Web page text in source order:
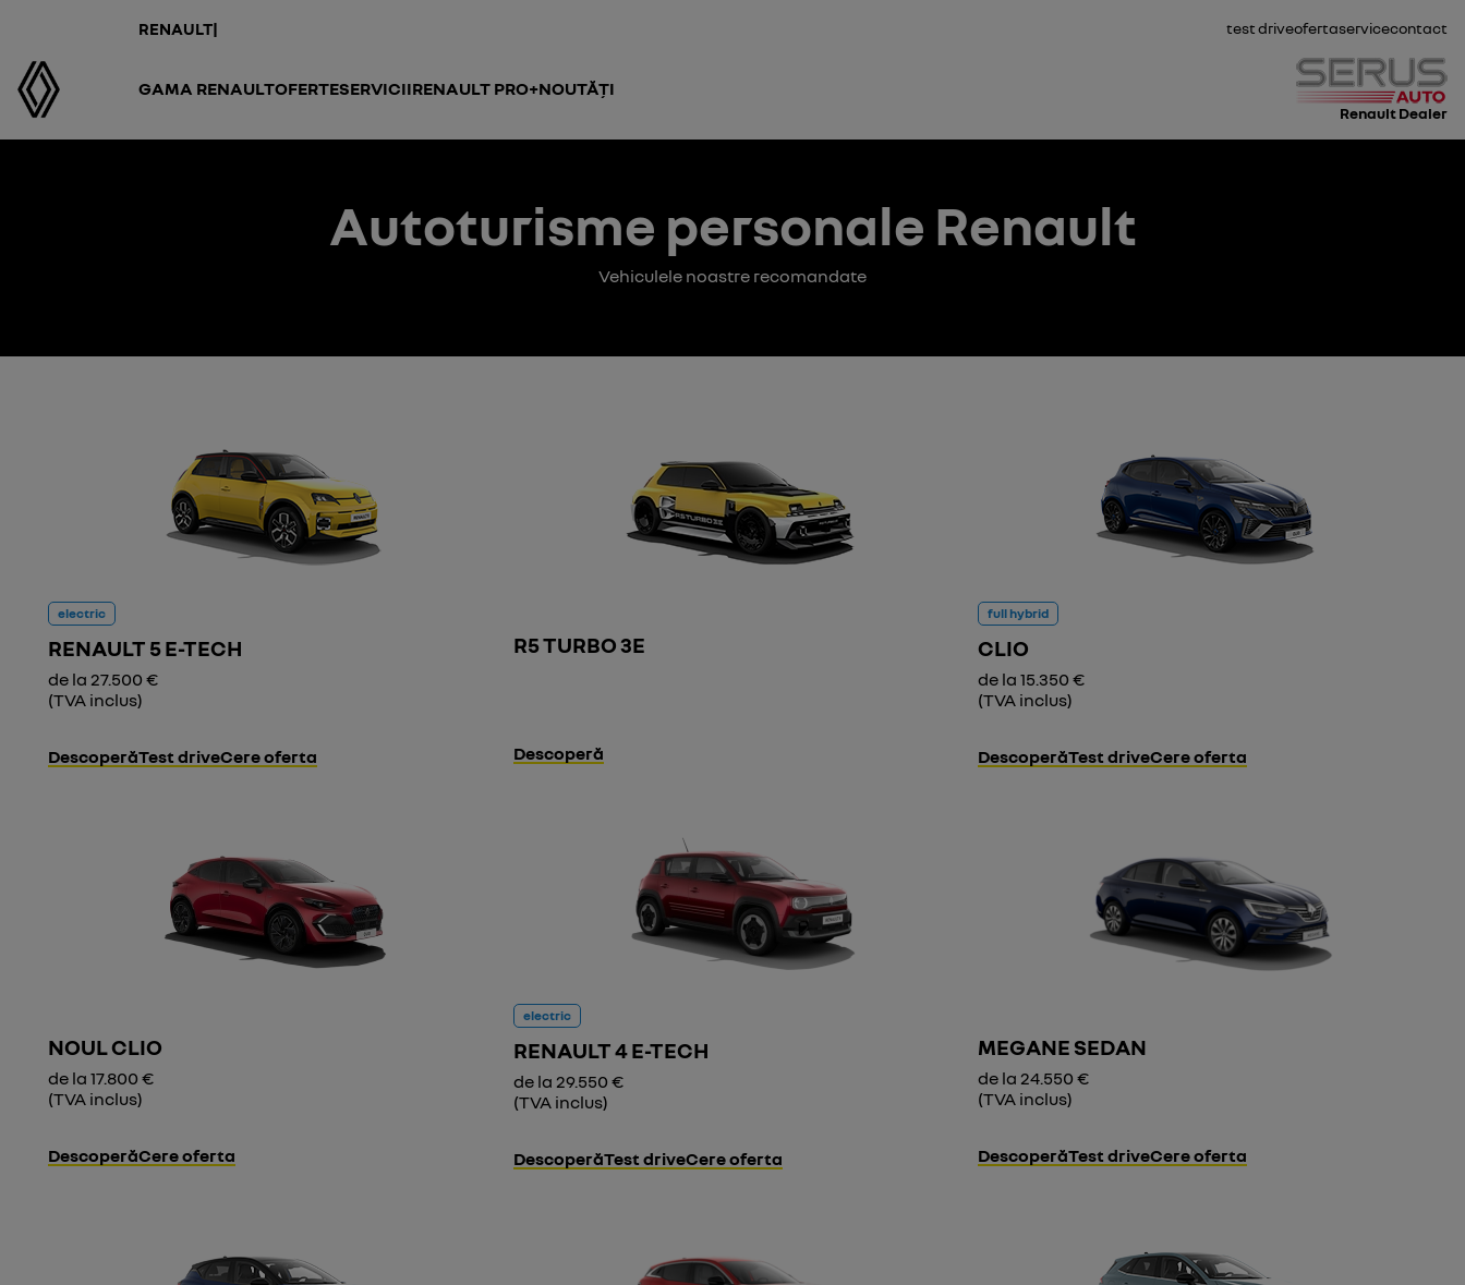
RENAULT| test driveofertaservicecontact
GAMA RENAULTOFERTESERVICIIRENAULT PRO+NOUTĂȚI
Renault Dealer
Autoturisme personale Renault
Vehiculele noastre recomandate
electric
RENAULT 5 E-TECH
de la 27.500 €
(TVA inclus)
DescoperăTest driveCere oferta
R5 TURBO 3E
Descoperă
full hybrid
CLIO
de la 15.350 €
(TVA inclus)
DescoperăTest driveCere oferta
NOUL CLIO
de la 17.800 €
(TVA inclus)
DescoperăCere oferta
electric
RENAULT 4 E-TECH
de la 29.550 €
(TVA inclus)
DescoperăTest driveCere oferta
MEGANE SEDAN
de la 24.550 €
(TVA inclus)
DescoperăTest driveCere oferta